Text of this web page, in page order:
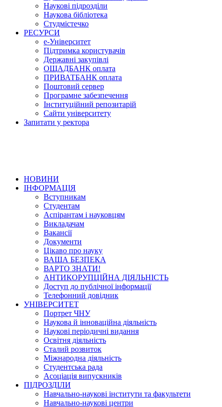
Наукові підрозділи
Наукова бібліотека
Студмістечко
РЕСУРСИ
е-Університет
Підтримка користувачів
Державні закупівлі
ОЩАДБАНК оплата
ПРИВАТБАНК оплата
Поштовий сервер
Програмне забезпечення
Інституційний репозитарій
Сайти університету
Запитати у ректора
НОВИНИ
ІНФОРМАЦІЯ
Вступникам
Студентам
Аспірантам і науковцям
Викладачам
Вакансії
Документи
Цікаво про науку
ВАША БЕЗПЕКА
ВАРТО ЗНАТИ!
АНТИКОРУПЦІЙНА ДІЯЛЬНІСТЬ
Доступ до публічної інформації
Телефонний довідник
УНІВЕРСИТЕТ
Портрет ЧНУ
Наукова й інноваційна діяльність
Наукові періодичні видання
Освітня діяльність
Сталий розвиток
Міжнародна діяльність
Студентська рада
Асоціація випускників
ПІДРОЗДІЛИ
Навчально-наукові інститути та факультети
Навчально-наукові центри